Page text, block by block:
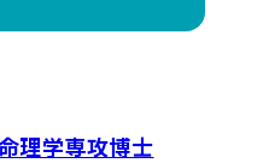
理学専攻博士